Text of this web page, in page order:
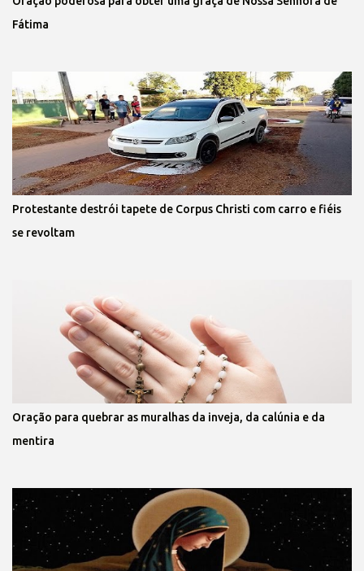
Fátima
Protestante destrói tapete de Corpus Christi com carro e fiéis
se revoltam
Oração para quebrar as muralhas da inveja, da calúnia e da
mentira